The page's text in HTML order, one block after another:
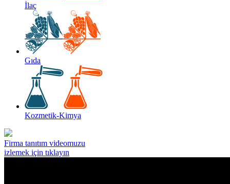
İlaç
Gıda
Kozmetik-Kimya
Firma tanıtım videomuzu
izlemek için tıklayın